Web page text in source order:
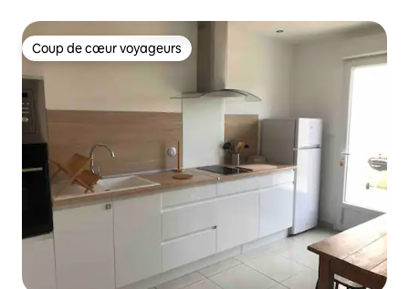
Coup de cœur voyageurs
Coup de cœur voyageurs